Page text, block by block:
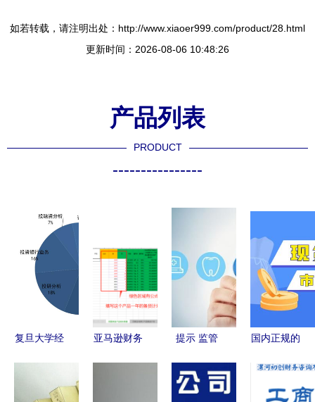
如若转载，请注明出处：http://www.xiaoer999.com/product/28.html
更新时间：2026-08-06 10:48:26
产品列表
PRODUCT
----------------
复旦大学经
亚马逊财务
提示 监管
疗险或将改
国内正规的